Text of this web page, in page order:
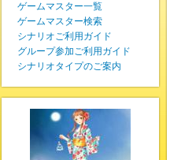
ゲームマスター一覧
ゲームマスター検索
シナリオご利用ガイド
グループ参加ご利用ガイド
シナリオタイプのご案内